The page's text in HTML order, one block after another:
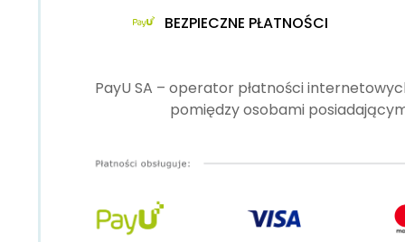
BEZPIECZNE PŁATNOŚCI
PayU SA – operator płatności
pomiędzy osobami